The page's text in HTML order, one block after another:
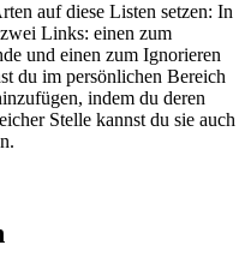
auf diese Listen setzen: In
Links: einen zum
und einen zum Ignorieren
du im persönlichen Bereich
indem du deren
Stelle kannst du sie auch